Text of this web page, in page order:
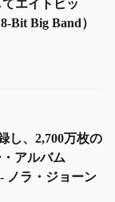
てエイトビッ
Bit Big Band）
し、2,700万枚の
アルバム
ノラ・ジョーン